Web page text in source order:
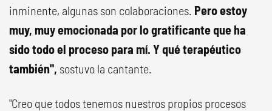
inminente, algunas son colaboraciones. Pero estoy
muy, muy emocionada por lo gratificante que ha
sido todo el proceso para mí. Y qué terapéutico
también", sostuvo la cantante.
"Creo que todos tenemos nuestros propios procesos